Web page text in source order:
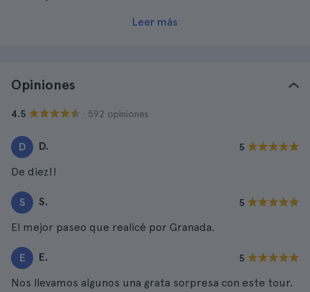
Leer más
Opiniones
4.5 · 592 opiniones
D D. 5
De diez!!
S S. 5
El mejor paseo que realicé por Granada.
E E. 5
Nos llevamos algunos una grata sorpresa con este tour.